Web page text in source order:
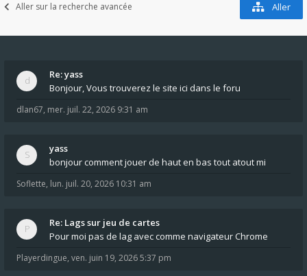
Aller sur la recherche avancée Aller
Re: yass
Bonjour, Vous trouverez le site ici dans le foru
dlan67, mer. juil. 22, 2026 9:31 am
yass
bonjour comment jouer de haut en bas tout atout mi
Soflette, lun. juil. 20, 2026 10:31 am
Re: Lags sur jeu de cartes
Pour moi pas de lag avec comme navigateur Chrome
Playerdingue, ven. juin 19, 2026 5:37 pm